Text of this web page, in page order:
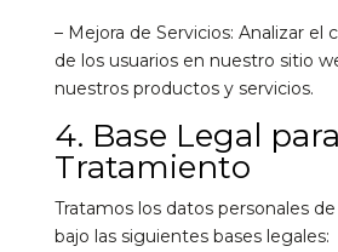
– Mejora de Servicios: Analizar
de los usuarios en nuestro sitio
nuestros productos y servicios.
4. Base Legal
Tratamiento
Tratamos los datos personales
bajo las siguientes bases legales: